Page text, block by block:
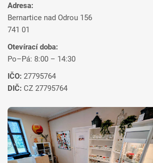
Adresa:
Bernartice nad Odrou 156
741 01
Otevírací doba:
Po–Pá: 8:00 – 14:30
IČO: 27795764
DIČ: CZ 27795764